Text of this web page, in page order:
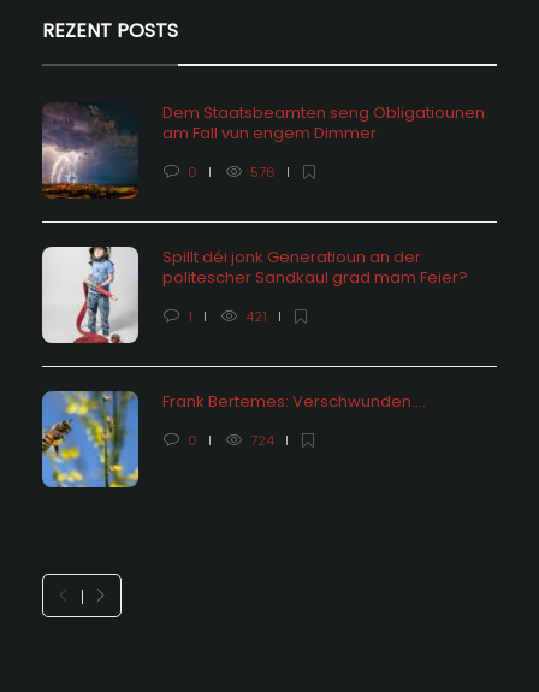
REZENT POSTS
Dem Staatsbeamten seng Obligatiounen
am Fall vun engem Dimmer
0 576
Spillt déi jonk Generatioun an der
politescher Sandkaul grad mam Feier?
1 421
Frank Bertemes: Verschwunden….
0 724